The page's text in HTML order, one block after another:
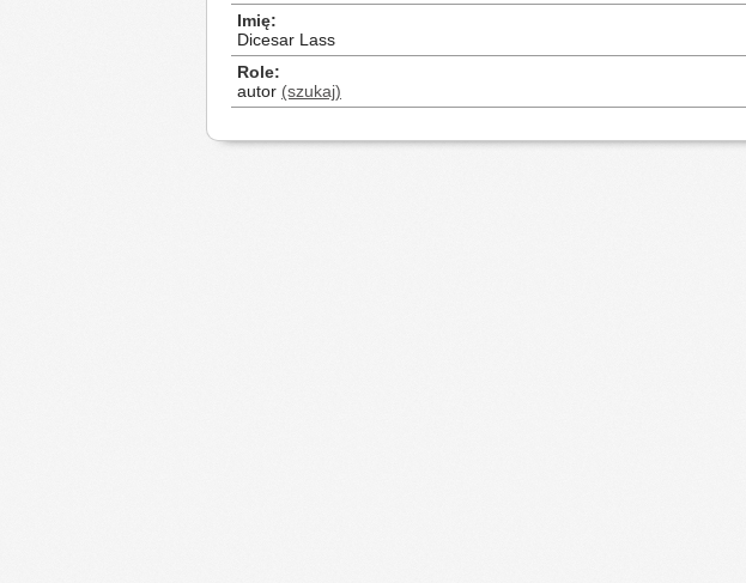
Imię
Dicesar Lass
Role
autor (szukaj)